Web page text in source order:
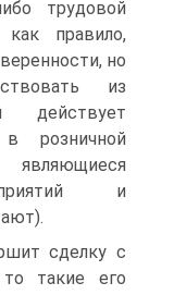
трудовой
правило,
но
из
действует
в розничной
и
сделку с
такие его